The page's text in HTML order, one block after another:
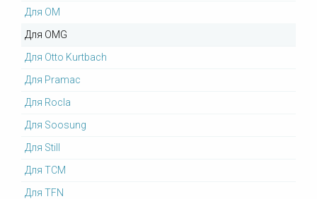
Для OM
Для OMG
Для Otto Kurtbach
Для Pramac
Для Rocla
Для Soosung
Для Still
Для TCM
Для TFN